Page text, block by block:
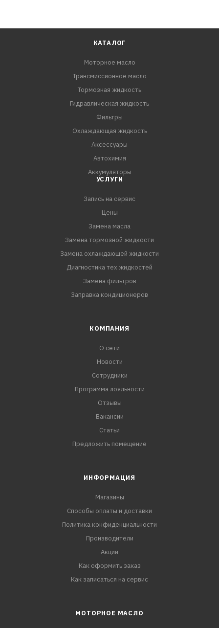
КАТАЛОГ
Моторное масло
Трансмиссионное масло
Тормозная жидкость
Гидравлическая жидкость
Фильтры
Охлаждающая жидкость
Аксессуары
Автохимия
Аккумуляторы
УСЛУГИ
Запись на сервис
Цены
Замена масла
Замена тормозной жидкости
Замена охлаждающей жидкости
Диагностика тех.жидкостей
Замена фильтров
Заправка кондиционеров
КОМПАНИЯ
О сети
Новости
Сотрудники
Программа лояльности
Отзывы
Вакансии
Статьи
Предложить помещение
ИНФОРМАЦИЯ
Магазины
Способы оплаты и доставки
Политика конфиденциальности
Производители
Акции
Как оформить заказ
Как записаться на сервис
МОТОРНОЕ МАСЛО